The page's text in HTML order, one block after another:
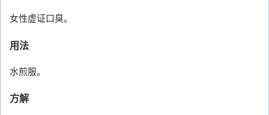
女性虚证口臭。
用法
水煎服。
方解